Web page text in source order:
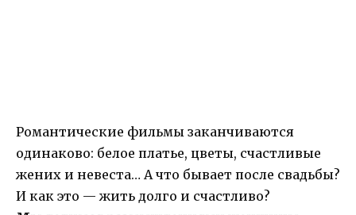
Романтические фильмы заканчиваются
одинаково: белое платье, цветы, счастливые
жених и невеста… А что бывает после свадьбы?
И как это — жить долго и счастливо?